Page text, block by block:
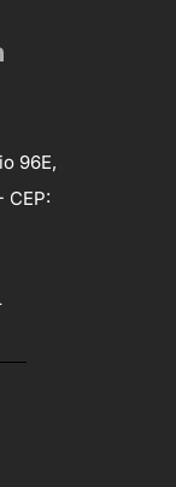
96E,
CEP: